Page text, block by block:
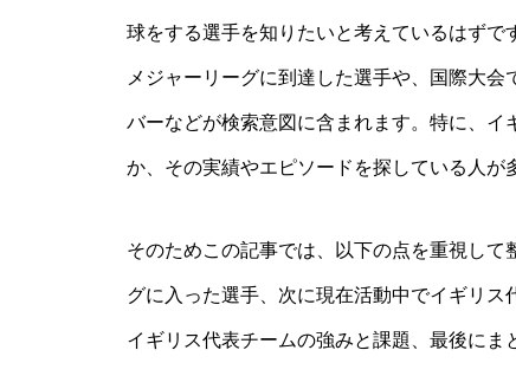
球をする選手を知りたいと考えているはず
メジャーリーグに到達した選手や、国際大
バーなどが検索意図に含まれます。特に、
か、その実績やエピソードを探している人が
そのためこの記事では、以下の点を重視し
グに入った選手、次に現在活動中でイギリ
イギリス代表チームの強みと課題、最後にま